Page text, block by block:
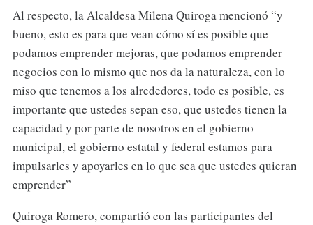
Al respecto, la Alcaldesa Milena Quiroga mencionó “y
bueno, esto es para que vean cómo sí es posible que
podamos emprender mejoras, que podamos emprender
negocios con lo mismo que nos da la naturaleza, con lo
miso que tenemos a los alrededores, todo es posible, es
importante que ustedes sepan eso, que ustedes tienen la
capacidad y por parte de nosotros en el gobierno
municipal, el gobierno estatal y federal estamos para
impulsarles y apoyarles en lo que sea que ustedes quieran
emprender”
Quiroga Romero, compartió con las participantes del